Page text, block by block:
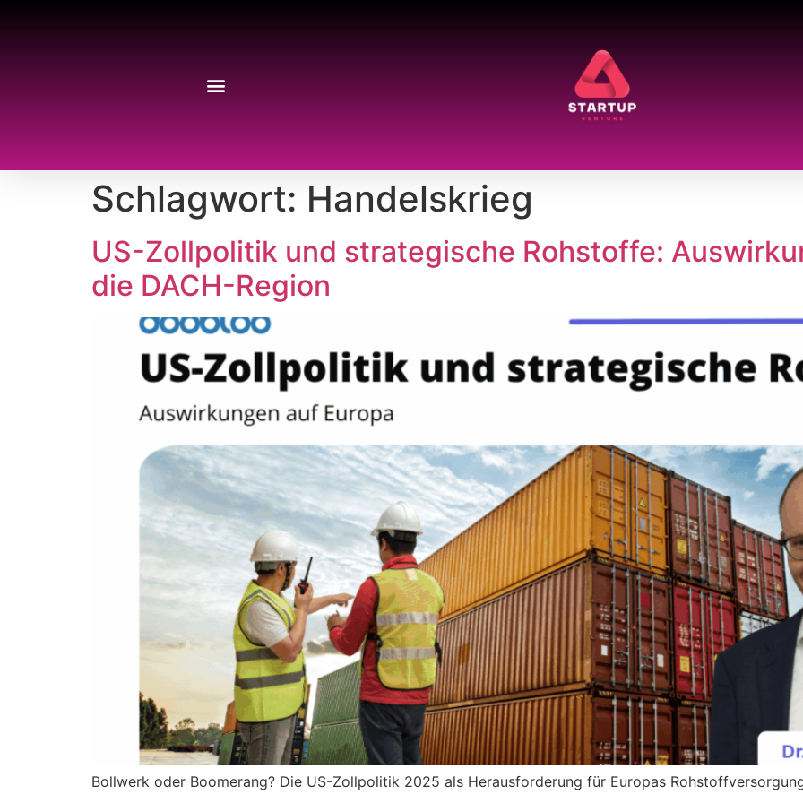
Schlagwort: Handelskrieg
US-Zollpolitik und strategische Rohstoffe:
die DACH-Region
Bollwerk oder Boomerang? Die US-Zollpolitik 2025 als Herausforderung für Europas